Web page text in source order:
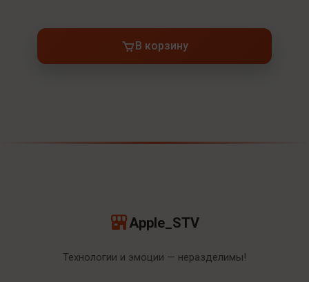
В корзину
Apple_STV
Технологии и эмоции — неразделимы!